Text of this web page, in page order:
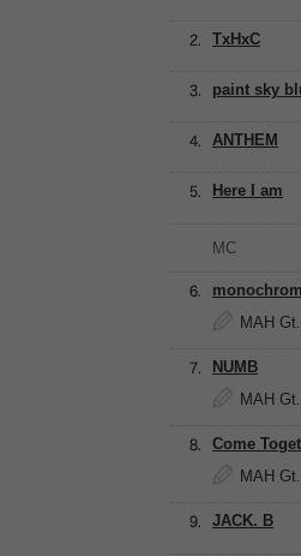
ANTHEM
paint sky
TxHxC
Here I am
MC
Come
MAH
NUMB
MAH
MAH
JACK. B